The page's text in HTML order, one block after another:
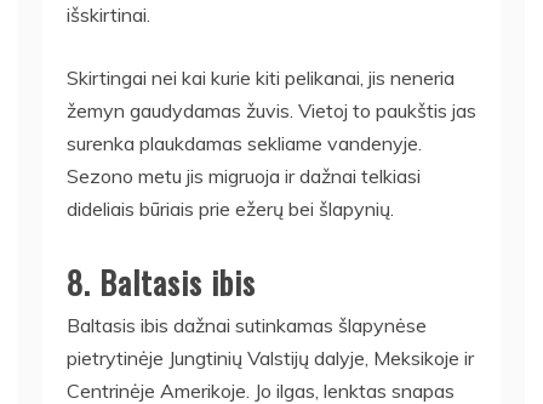
išskirtinai.
Skirtingai nei kai kurie kiti pelikanai, jis neneria
žemyn gaudydamas žuvis. Vietoj to paukštis jas
surenka plaukdamas sekliame vandenyje.
Sezono metu jis migruoja ir dažnai telkiasi
dideliais būriais prie ežerų bei šlapynių.
8. Baltasis ibis
Baltasis ibis dažnai sutinkamas šlapynėse
pietrytinėje Jungtinių Valstijų dalyje, Meksikoje ir
Centrinėje Amerikoje. Jo ilgas, lenktas snapas